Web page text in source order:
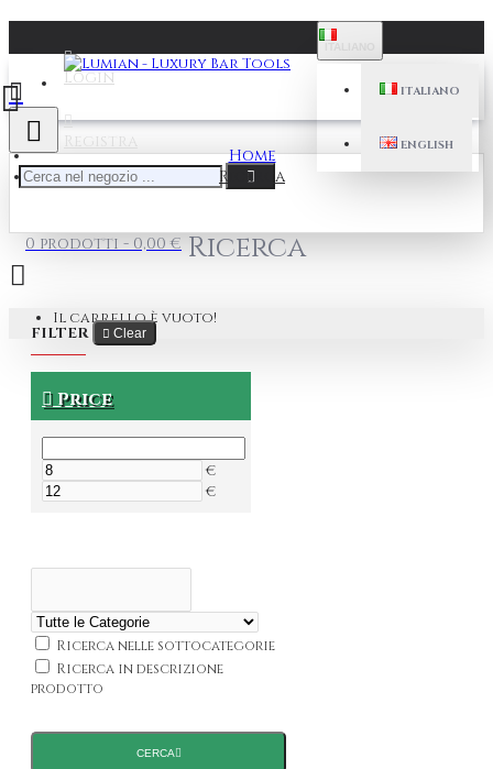
Login
Registra
ITALIANO
ENGLISH
0 prodotti - 0,00 €
Il carrello è vuoto!
Home
Ricerca
Ricerca
FILTER Clear
Price
€
€
Ricerca nelle sottocategorie
Ricerca in descrizione
prodotto
CERCA